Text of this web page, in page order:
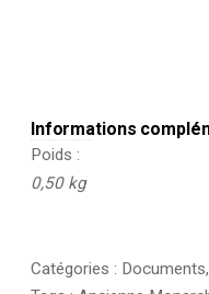
Militaires
Informations
Poids
0,50 kg
Catégories : Documents,